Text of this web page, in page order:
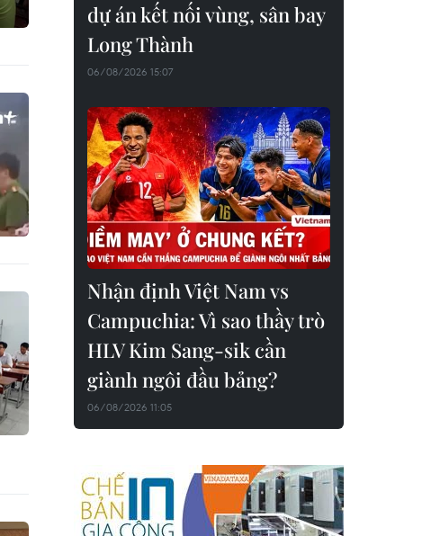
dự án kết nối vùng, sân bay
Long Thành
06/08/2026 15:07
Nhận định Việt Nam vs
Campuchia: Vì sao thầy trò
HLV Kim Sang-sik cần
giành ngôi đầu bảng?
06/08/2026 11:05